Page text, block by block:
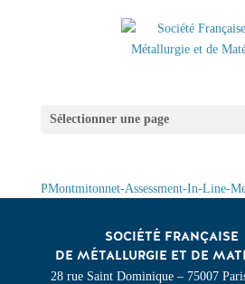
Sélectionner une page
PMontmitonnet-Assessment-In-Line-
SOCIÉTÉ FRANÇAISE
DE MÉTALLURGIE ET DE
28 rue Saint Dominique – 75007